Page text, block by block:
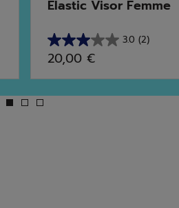
Elastic Visor Femme
3.0 (2)
3.0
sur
5
étoiles.
20,00 €